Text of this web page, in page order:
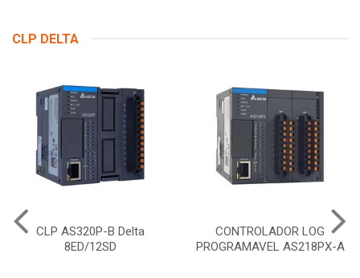
CLP DELTA
CLP AS320P-B Delta
8ED/12SD
CONTROLADOR LOG
PROGRAMAVEL AS218PX-A